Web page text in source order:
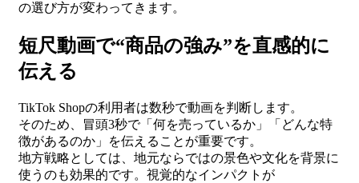
の選び方が変わってきます。
短尺動画で“商品の強み”を直感的に
伝える
TikTok Shopの利用者は数秒で動画を判断します。
そのため、冒頭3秒で「何を売っているか」「どんな特
徴があるのか」を伝えることが重要です。
地方戦略としては、地元ならではの景色や文化を背景に
使うのも効果的です。視覚的なインパクトが